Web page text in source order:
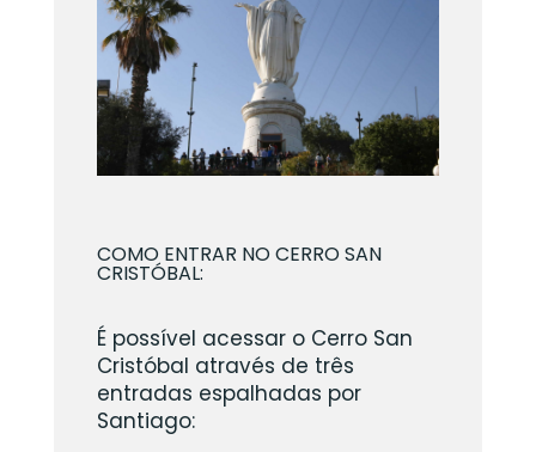
COMO ENTRAR NO CERRO SAN
CRISTÓBAL:
É possível acessar o Cerro San
Cristóbal através de três
entradas espalhadas por
Santiago: